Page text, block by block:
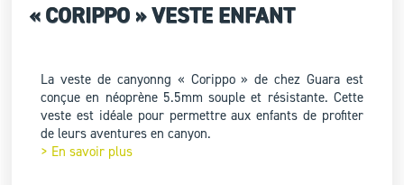
« CORIPPO » VESTE ENFANT
La veste de canyonng « Corippo » de chez Guara est
conçue en néoprène 5.5mm souple et résistante. Cette
veste est idéale pour permettre aux enfants de profiter
de leurs aventures en canyon.
> En savoir plus